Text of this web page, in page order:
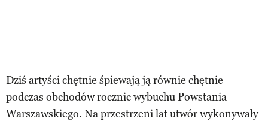
Dziś artyści chętnie śpiewają ją równie chętnie
podczas obchodów rocznic wybuchu Powstania
Warszawskiego. Na przestrzeni lat utwór wykonywały